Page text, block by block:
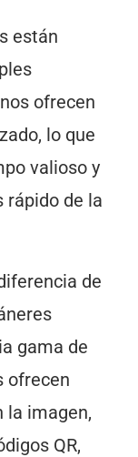
están
ofrecen
lo que
valioso y
rápido de la
de
gama de
ofrecen
la imagen,
QR,